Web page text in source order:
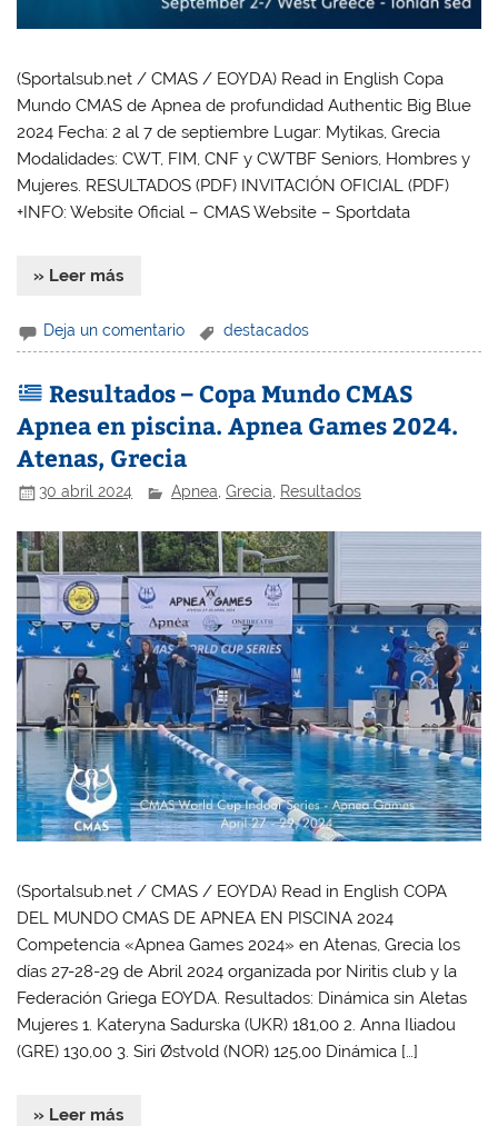
(Sportalsub.net / CMAS / EOYDA) Read in English Copa
Mundo CMAS de Apnea de profundidad Authentic Big Blue
2024 Fecha: 2 al 7 de septiembre Lugar: Mytikas, Grecia
Modalidades: CWT, FIM, CNF y CWTBF Seniors, Hombres y
Mujeres. RESULTADOS (PDF) INVITACIÓN OFICIAL (PDF)
+INFO: Website Oficial – CMAS Website – Sportdata
» Leer más
Deja un comentario destacados
Resultados – Copa Mundo CMAS
Apnea en piscina. Apnea Games 2024.
Atenas, Grecia
30 abril 2024 Apnea,Grecia, Resultados
(Sportalsub.net / CMAS / EOYDA) Read in English COPA
DEL MUNDO CMAS DE APNEA EN PISCINA 2024
Competencia «Apnea Games 2024» en Atenas, Grecia los
días 27-28-29 de Abril 2024 organizada por Niritis club y la
Federación Griega EOYDA. Resultados: Dinámica sin Aletas
Mujeres 1. Kateryna Sadurska (UKR) 181,00 2. Anna Iliadou
(GRE) 130,00 3. Siri Østvold (NOR) 125,00 Dinámica […]
» Leer más